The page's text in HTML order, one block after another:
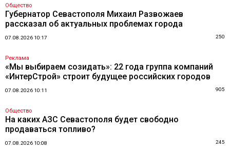
Общество
Губернатор Севастополя Михаил Развожаев
рассказал об актуальных проблемах города
07.08.2026 10:17 250
Реклама
«Мы выбираем созидать»: 22 года группа компаний
«ИнтерСтрой» строит будущее российских городов
07.08.2026 10:11 905
Общество
На каких АЗС Севастополя будет свободно
продаваться топливо?
07.08.2026 10:08 245